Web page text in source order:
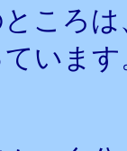
ところ
います